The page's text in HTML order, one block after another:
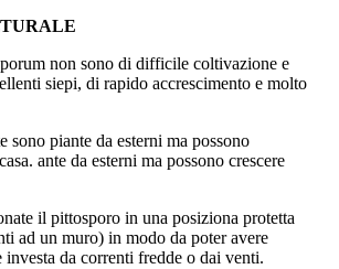
non sono di difficile coltivazione e
siepi, di rapido accrescimento e molto
sono piante da esterni ma possono
ante da esterni ma possono crescere
il pittosporo in una posiziona protetta
ad un muro) in modo da poter avere
investa da correnti fredde o dai venti.